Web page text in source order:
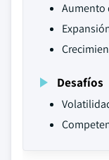
Aumento
Desafíos